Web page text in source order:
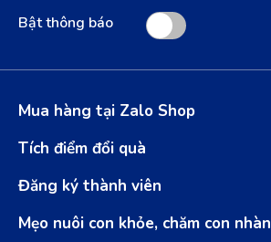
Mua hàng tại Zalo Shop
Tích điểm đổi quà
Đăng ký thành viên
Mẹo nuôi con khỏe, chăm con nhàn
Bật thông báo